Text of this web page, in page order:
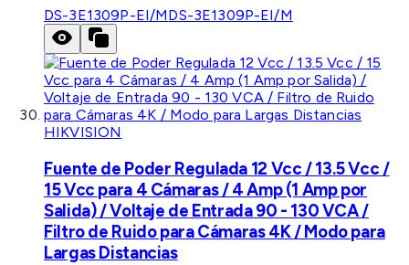
DS-3E1309P-EI/MDS-3E1309P-EI/M
HIKVISION
Fuente de Poder Regulada 12 Vcc / 13.5 Vcc /
15 Vcc para 4 Cámaras / 4 Amp (1 Amp por
Salida) / Voltaje de Entrada 90 - 130 VCA /
Filtro de Ruido para Cámaras 4K / Modo para
Largas Distancias